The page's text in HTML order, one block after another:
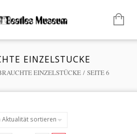
EINZELSTÜCKE
EINZELSTÜCKE/ SEITE 6